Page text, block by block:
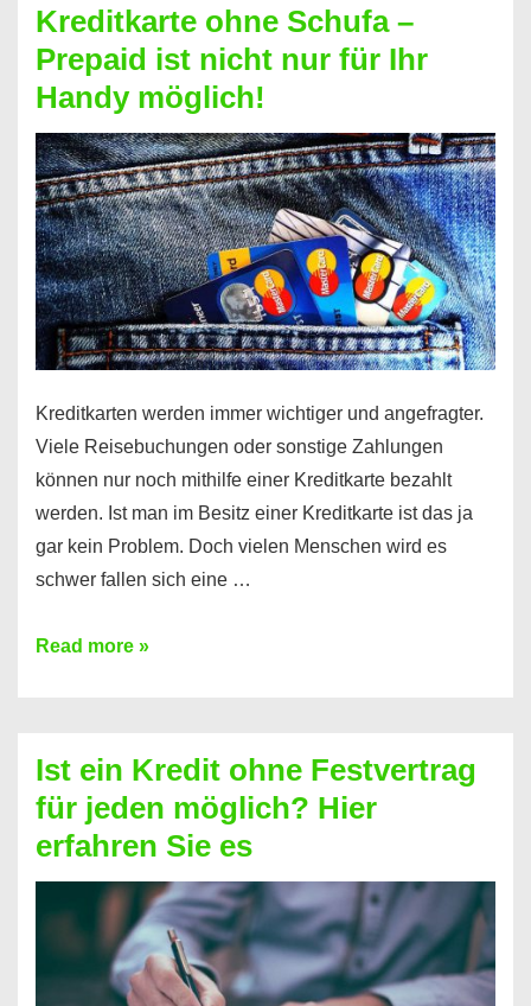
Neueröffnung
trotz
Schufaeintrag
möglich
Kreditkarte ohne Schufa –
Prepaid ist nicht nur für Ihr
Handy möglich!
Kreditkarten werden immer wichtiger und angefragter.
Viele Reisebuchungen oder sonstige Zahlungen
können nur noch mithilfe einer Kreditkarte bezahlt
werden. Ist man im Besitz einer Kreditkarte ist das ja
gar kein Problem. Doch vielen Menschen wird es
schwer fallen sich eine …
Kreditkarte
Prepaid
ist
nicht
nur
für
Handy
Read more »
Ist ein Kredit ohne Festvertrag
für jeden möglich? Hier
erfahren Sie es